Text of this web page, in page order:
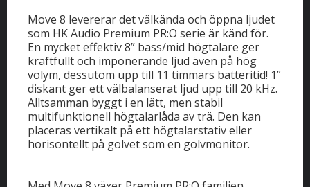
Move 8 levererar det välkända och öppna ljudet
som HK Audio Premium PR:O serie är känd för.
En mycket effektiv 8” bass/mid högtalare ger
kraftfullt och imponerande ljud även på hög
volym, dessutom upp till 11 timmars batteritid! 1”
diskant ger ett välbalanserat ljud upp till 20 kHz.
Alltsamman byggt i en lätt, men stabil
multifunktionell högtalarlåda av trä. Den kan
placeras vertikalt på ett högtalarstativ eller
horisontellt på golvet som en golvmonitor.